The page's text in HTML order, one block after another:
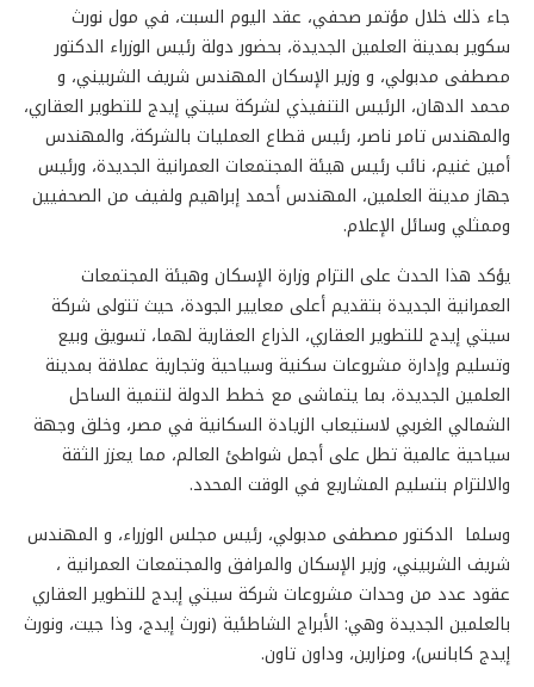
جاء ذلك خلال مؤتمر صحفي، عقد اليوم السبت، في مول نورث
سكوير بمدينة العلمين الجديدة، بحضور دولة رئيس الوزراء الدكتور
مصطفى مدبولي، و وزير الإسكان المهندس شريف الشربيني، و
محمد الدهان، الرئيس التنفيذي لشركة سيتي إيدج للتطوير العقاري،
والمهندس تامر ناصر، رئيس قطاع العمليات بالشركة، والمهندس
أمين غنيم، نائب رئيس هيئة المجتمعات العمرانية الجديدة، ورئيس
جهاز مدينة العلمين، المهندس أحمد إبراهيم ولفيف من الصحفيين
وممثلي وسائل الإعلام.
يؤكد هذا الحدث على التزام وزارة الإسكان وهيئة المجتمعات
العمرانية الجديدة بتقديم أعلى معايير الجودة، حيث تتولى شركة
سيتي إيدج للتطوير العقاري، الذراع العقارية لهما، تسويق وبيع
وتسليم وإدارة مشروعات سكنية وسياحية وتجارية عملاقة بمدينة
العلمين الجديدة، بما يتماشى مع خطط الدولة لتنمية الساحل
الشمالي الغربي لاستيعاب الزيادة السكانية في مصر، وخلق وجهة
سياحية عالمية تطل على أجمل شواطئ العالم، مما يعزز الثقة
والالتزام بتسليم المشاريع في الوقت المحدد.
وسلما الدكتور مصطفى مدبولي، رئيس مجلس الوزراء، و المهندس
شريف الشربيني، وزير الإسكان والمرافق والمجتمعات العمرانية ،
عقود عدد من وحدات مشروعات شركة سيتي إيدج للتطوير العقاري
بالعلمين الجديدة وهي: الأبراج الشاطئية (نورث إيدج، وذا جيت، ونورث
إيدج كابانس)، ومزارين، وداون تاون.